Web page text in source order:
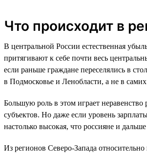
Что происходит в
В центральной России естественная
притягивают к себе почти весь
если раньше граждане переселялись в
в Подмосковье и Ленобласти, а не в
Большую роль в этом играет
субъектов. Но даже если уровень
настолько высокая, что россияне и
Из регионов Северо-Запада